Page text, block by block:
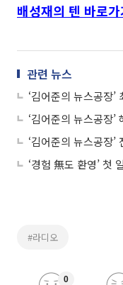
배성재의 텐 바로가
관련 뉴스
‘경험 無도 환영’ 첫
#라디오
0